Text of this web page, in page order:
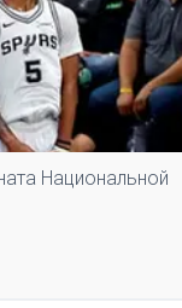
Национальной